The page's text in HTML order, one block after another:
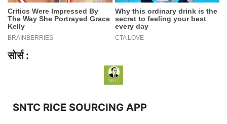
सोर्स :
SNTC RICE SOURCING APP